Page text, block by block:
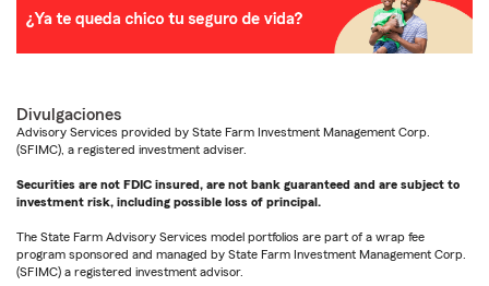
Divulgaciones
Advisory Services provided by State Farm Investment Management Corp.
(SFIMC), a registered investment adviser.
Securities are not FDIC insured, are not bank guaranteed and are subject to
investment risk, including possible loss of principal.
The State Farm Advisory Services model portfolios are part of a wrap fee
program sponsored and managed by State Farm Investment Management Corp.
(SFIMC) a registered investment advisor.